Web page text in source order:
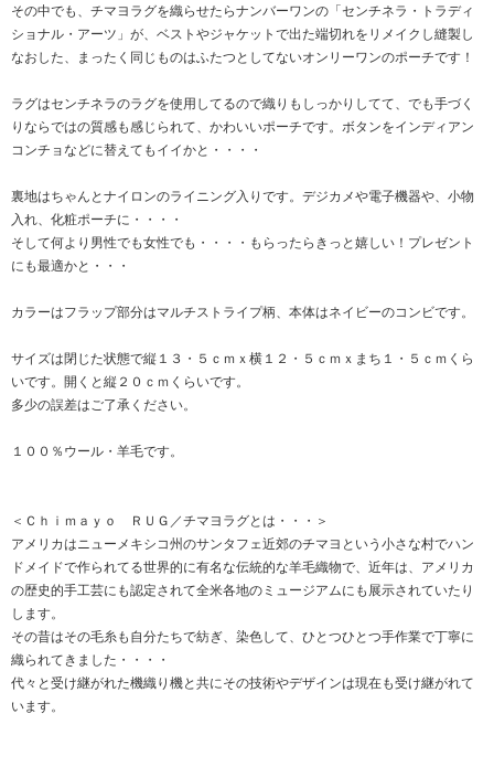
その中でも、チマヨラグを織らせたらナンバーワンの「センチネラ・トラディ
ショナル・アーツ」が、ベストやジャケットで出た端切れをリメイクし縫製し
なおした、まったく同じものはふたつとしてないオンリーワンのポーチです！
ラグはセンチネラのラグを使用してるので織りもしっかりしてて、でも手づく
りならではの質感も感じられて、かわいいポーチです。ボタンをインディアン
コンチョなどに替えてもイイかと・・・・
裏地はちゃんとナイロンのライニング入りです。デジカメや電子機器や、小物
入れ、化粧ポーチに・・・・
そして何より男性でも女性でも・・・・もらったらきっと嬉しい！プレゼント
にも最適かと・・・
カラーはフラップ部分はマルチストライプ柄、本体はネイビーのコンビです。
サイズは閉じた状態で縦１３・５ｃｍｘ横１２・５ｃｍｘまち１・５ｃｍくら
いです。開くと縦２０ｃｍくらいです。
多少の誤差はご了承ください。
１００％ウール・羊毛です。
＜Ｃｈｉｍａｙｏ ＲＵＧ／チマヨラグとは・・・＞
アメリカはニューメキシコ州のサンタフェ近郊のチマヨという小さな村でハン
ドメイドで作られてる世界的に有名な伝統的な羊毛織物で、近年は、アメリカ
の歴史的手工芸にも認定されて全米各地のミュージアムにも展示されていたり
します。
その昔はその毛糸も自分たちで紡ぎ、染色して、ひとつひとつ手作業で丁寧に
織られてきました・・・・
代々と受け継がれた機織り機と共にその技術やデザインは現在も受け継がれて
います。